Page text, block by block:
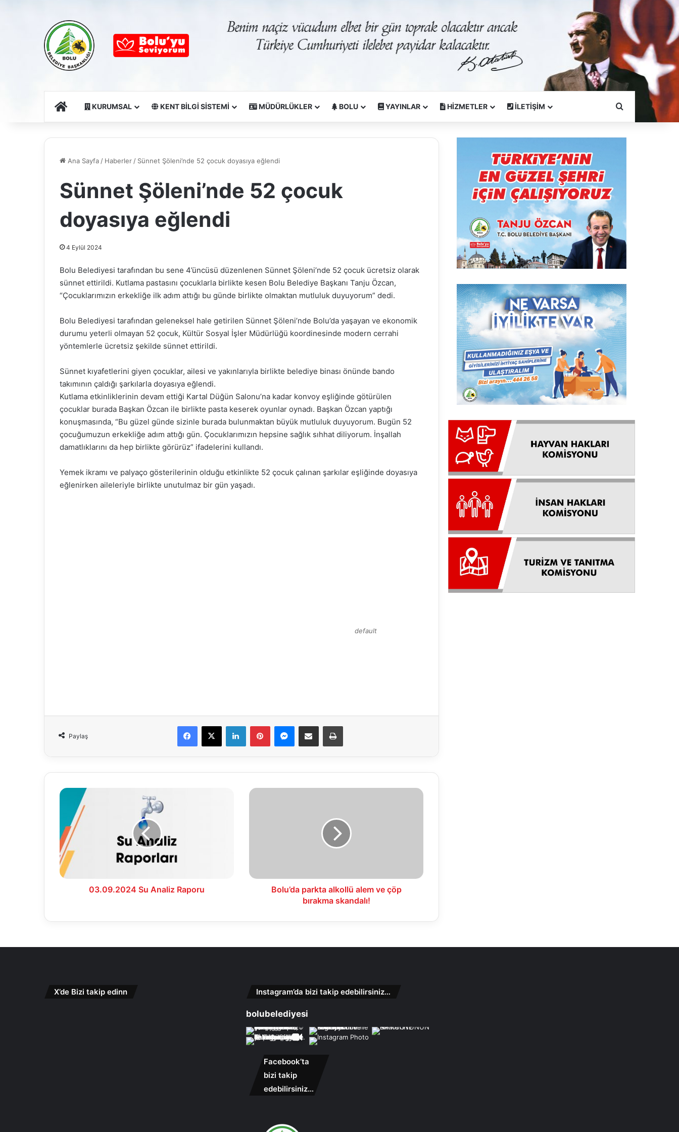
Ana SayfaKURUMSAL KENT BİLGİ SİSTEMİ MÜDÜRLÜKLER BOLU YAYINLAR HİZMETLER İLETİŞİM Arama Yapın
Ana Sayfa / Haberler / Sünnet Şöleni’nde 52 çocuk doyasıya eğlendi
Sünnet Şöleni’nde 52 çocuk
doyasıya eğlendi
4 Eylül 2024
Bolu Belediyesi tarafından bu sene 4’üncüsü düzenlenen Sünnet Şöleni’nde 52 çocuk ücretsiz olarak
sünnet ettirildi. Kutlama pastasını çocuklarla birlikte kesen Bolu Belediye Başkanı Tanju Özcan,
“Çocuklarımızın erkekliğe ilk adım attığı bu günde birlikte olmaktan mutluluk duyuyorum” dedi.
Bolu Belediyesi tarafından geleneksel hale getirilen Sünnet Şöleni’nde Bolu’da yaşayan ve ekonomik
durumu yeterli olmayan 52 çocuk, Kültür Sosyal İşler Müdürlüğü koordinesinde modern cerrahi
yöntemlerle ücretsiz şekilde sünnet ettirildi.
Sünnet kıyafetlerini giyen çocuklar, ailesi ve yakınlarıyla birlikte belediye binası önünde bando
takımının çaldığı şarkılarla doyasıya eğlendi.
Kutlama etkinliklerinin devam ettiği Kartal Düğün Salonu’na kadar konvoy eşliğinde götürülen
çocuklar burada Başkan Özcan ile birlikte pasta keserek oyunlar oynadı. Başkan Özcan yaptığı
konuşmasında, “Bu güzel günde sizinle burada bulunmaktan büyük mutluluk duyuyorum. Bugün 52
çocuğumuzun erkekliğe adım attığı gün. Çocuklarımızın hepsine sağlık sıhhat diliyorum. İnşallah
damatlıklarını da hep birlikte görürüz” ifadelerini kullandı.
Yemek ikramı ve palyaço gösterilerinin olduğu etkinlikte 52 çocuk çalınan şarkılar eşliğinde doyasıya
eğlenirken aileleriyle birlikte unutulmaz bir gün yaşadı.
default
Paylaş
Facebook
X LinkedInPinterestMessenger
E-Mail ile paylaş Yazdır
03.09.2024
Analiz
Raporu
03.09.2024 Su Analiz Raporu
Bolu’da
Bolu’da parkta alkollü alem ve çöp
bırakma skandalı!
X’de Bizi takip edinn Instagram’da bizi takip edebilirsiniz…
bolubelediyesi
Facebook’ta
bizi takip
edebilirsiniz…